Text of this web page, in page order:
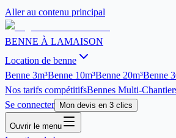
Aller au contenu principal
BENNE À LAMAISON
Location de benne
Benne 3m³Benne 10m³Benne 20m³Benne
Nos tarifs compétitifsBennes Multi-
Se connecter
Mon devis en 3 clics
Ouvrir le menu